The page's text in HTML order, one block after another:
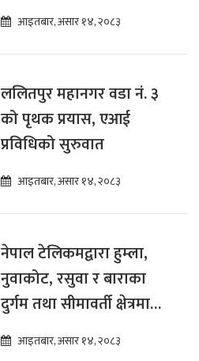
आइतबार, असार १४, २०८३
ललितपुर महानगर वडा नं. ३
को पृथक प्रयास, एआई
प्रविधिको सुरुवात
आइतबार, असार १४, २०८३
नेपाल टेलिकमद्वारा हुम्ला,
नुवाकोट, रसुवा र बाराका
दुर्गम तथा सीमावर्ती क्षेत्रमा
टुजी र फोरजी सेवा विस्तार
आइतबार, असार १४, २०८३